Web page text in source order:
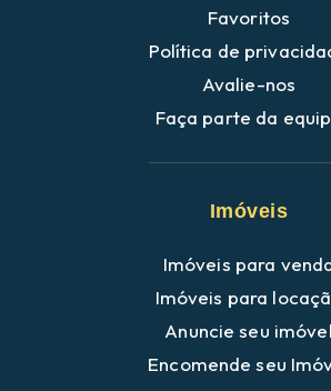
Favoritos
Política de
Avalie-nos
Faça parte da
Imóveis
Imóveis para
Imóveis para
Anuncie seu imóvel
Encomende seu